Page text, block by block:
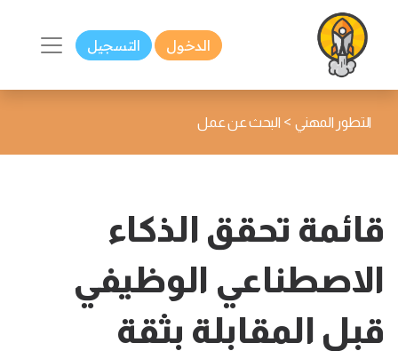
الدخول التسجيل
التطور المهني > البحث عن عمل
قائمة تحقق الذكاء
الاصطناعي الوظيفي
قبل المقابلة بثقة